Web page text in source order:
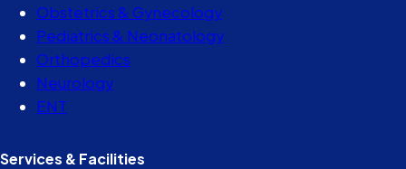
Obstetrics & Gynecology
Pediatrics & Neonatology
Orthopedics
Neurology
ENT
Services & Facilities